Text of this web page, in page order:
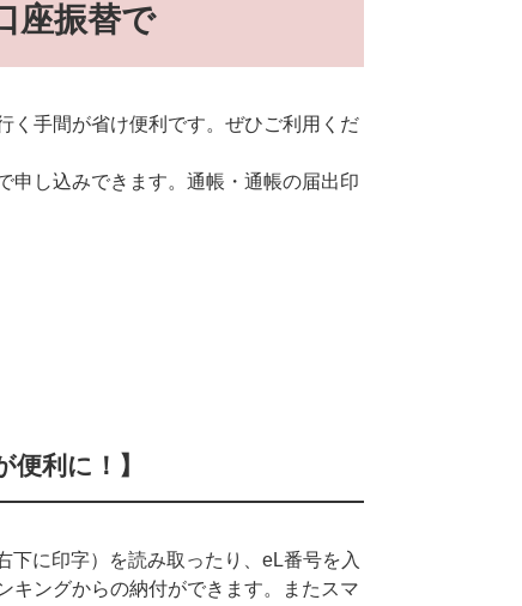
座振替で
く手間が省け便利です。ぜひご利用くだ
申し込みできます。通帳・通帳の届出印
便利に！】
下に印字）を読み取ったり、eL番号を入
キングからの納付ができます。またスマ